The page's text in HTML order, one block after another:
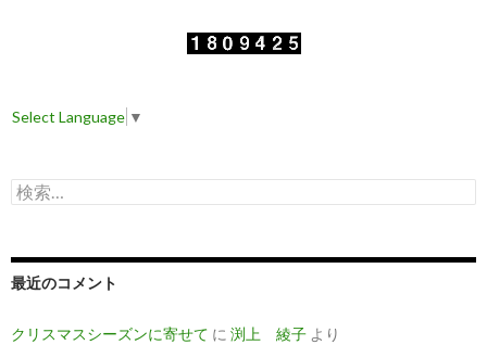
Select Language ▼
検
索
最近のコメント
クリスマスシーズンに寄せて に 渕上 綾子 より